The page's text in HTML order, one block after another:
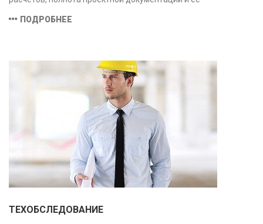
предотвратить ошибки на этапе строительства и
ПОДРОБНЕЕ
ТЕХОБСЛЕДОВАНИЕ